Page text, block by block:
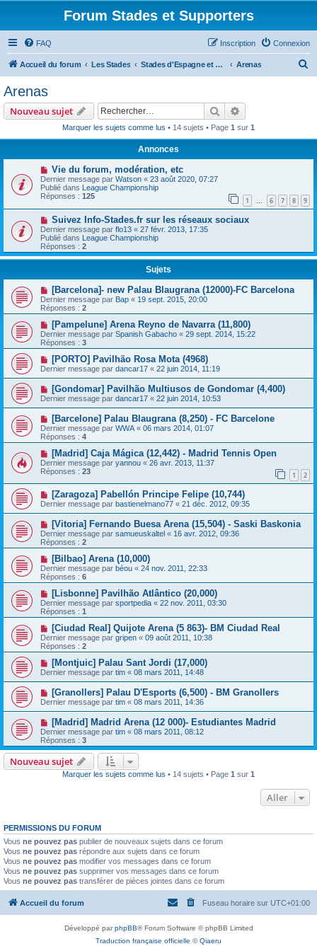
Forum Stades et Supporters
FAQ Connexion
Inscription
Accueil du forum Les Stades Stades d'Espagne et du Portugal Arenas
Arenas
Nouveau sujet Rechercher
Marquer les sujets comme lus • 14 sujets • Page 1 sur 1
Annonces
Vie du forum, modération, etc
Dernier message par Watson « 23 août 2020, 07:27
Publié dans League Championship
Réponses : 125 1 … 6 7 8 9
Suivez Info-Stades.fr sur les réseaux sociaux
Dernier message par flo13 « 27 févr. 2013, 17:35
Publié dans League Championship
Réponses : 2
Sujets
[Barcelona]- new Palau Blaugrana (12000)-FC Barcelona
Dernier message par Bap « 19 sept. 2015, 20:00
Réponses : 2
[Pampelune] Arena Reyno de Navarra (11,800)
Dernier message par Spanish Gabacho « 29 sept. 2014, 15:22
Réponses : 3
[PORTO] Pavilhão Rosa Mota (4968)
Dernier message par dancar17 « 22 juin 2014, 11:19
[Gondomar] Pavilhão Multiusos de Gondomar (4,400)
Dernier message par dancar17 « 22 juin 2014, 10:53
[Barcelone] Palau Blaugrana (8,250) - FC Barcelone
Dernier message par WWA « 06 mars 2014, 01:07
Réponses : 4
[Madrid] Caja Mágica (12,442) - Madrid Tennis Open
Dernier message par yannou « 26 avr. 2013, 11:37
Réponses : 23 1 2
[Zaragoza] Pabellón Principe Felipe (10,744)
Dernier message par bastienelmano77 « 21 déc. 2012, 09:35
[Vitoria] Fernando Buesa Arena (15,504) - Saski Baskonia
Dernier message par samueuskaltel « 16 avr. 2012, 09:36
Réponses : 2
[Bilbao] Arena (10,000)
Dernier message par béou « 24 nov. 2011, 22:33
Réponses : 6
[Lisbonne] Pavilhão Atlântico (20,000)
Dernier message par sportpedia « 22 nov. 2011, 03:30
Réponses : 1
[Ciudad Real] Quijote Arena (5 863)- BM Ciudad Real
Dernier message par gripen « 09 août 2011, 10:38
Réponses : 2
[Montjuic] Palau Sant Jordi (17,000)
Dernier message par tim « 08 mars 2011, 14:48
[Granollers] Palau D'Esports (6,500) - BM Granollers
Dernier message par tim « 08 mars 2011, 14:36
[Madrid] Madrid Arena (12 000)- Estudiantes Madrid
Dernier message par tim « 08 mars 2011, 08:12
Réponses : 3
Nouveau sujet
Marquer les sujets comme lus • 14 sujets • Page 1 sur 1
Aller
PERMISSIONS DU FORUM
Vous ne pouvez pas publier de nouveaux sujets dans ce forum
Vous ne pouvez pas répondre aux sujets dans ce forum
Vous ne pouvez pas modifier vos messages dans ce forum
Vous ne pouvez pas supprimer vos messages dans ce forum
Vous ne pouvez pas transférer de pièces jointes dans ce forum
Accueil du forum Fuseau horaire sur UTC+01:00
Développé parphpBB® Forum Software © phpBB Limited
Traduction française officielle ©Qiaeru